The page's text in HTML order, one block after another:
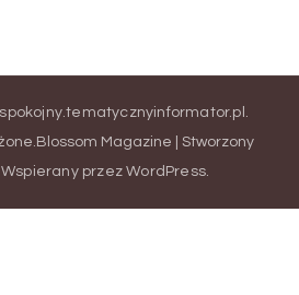
spokojny.tematycznyinformator.pl .
Blossom Magazine | Stworzony
Wspierany przezWordPress.